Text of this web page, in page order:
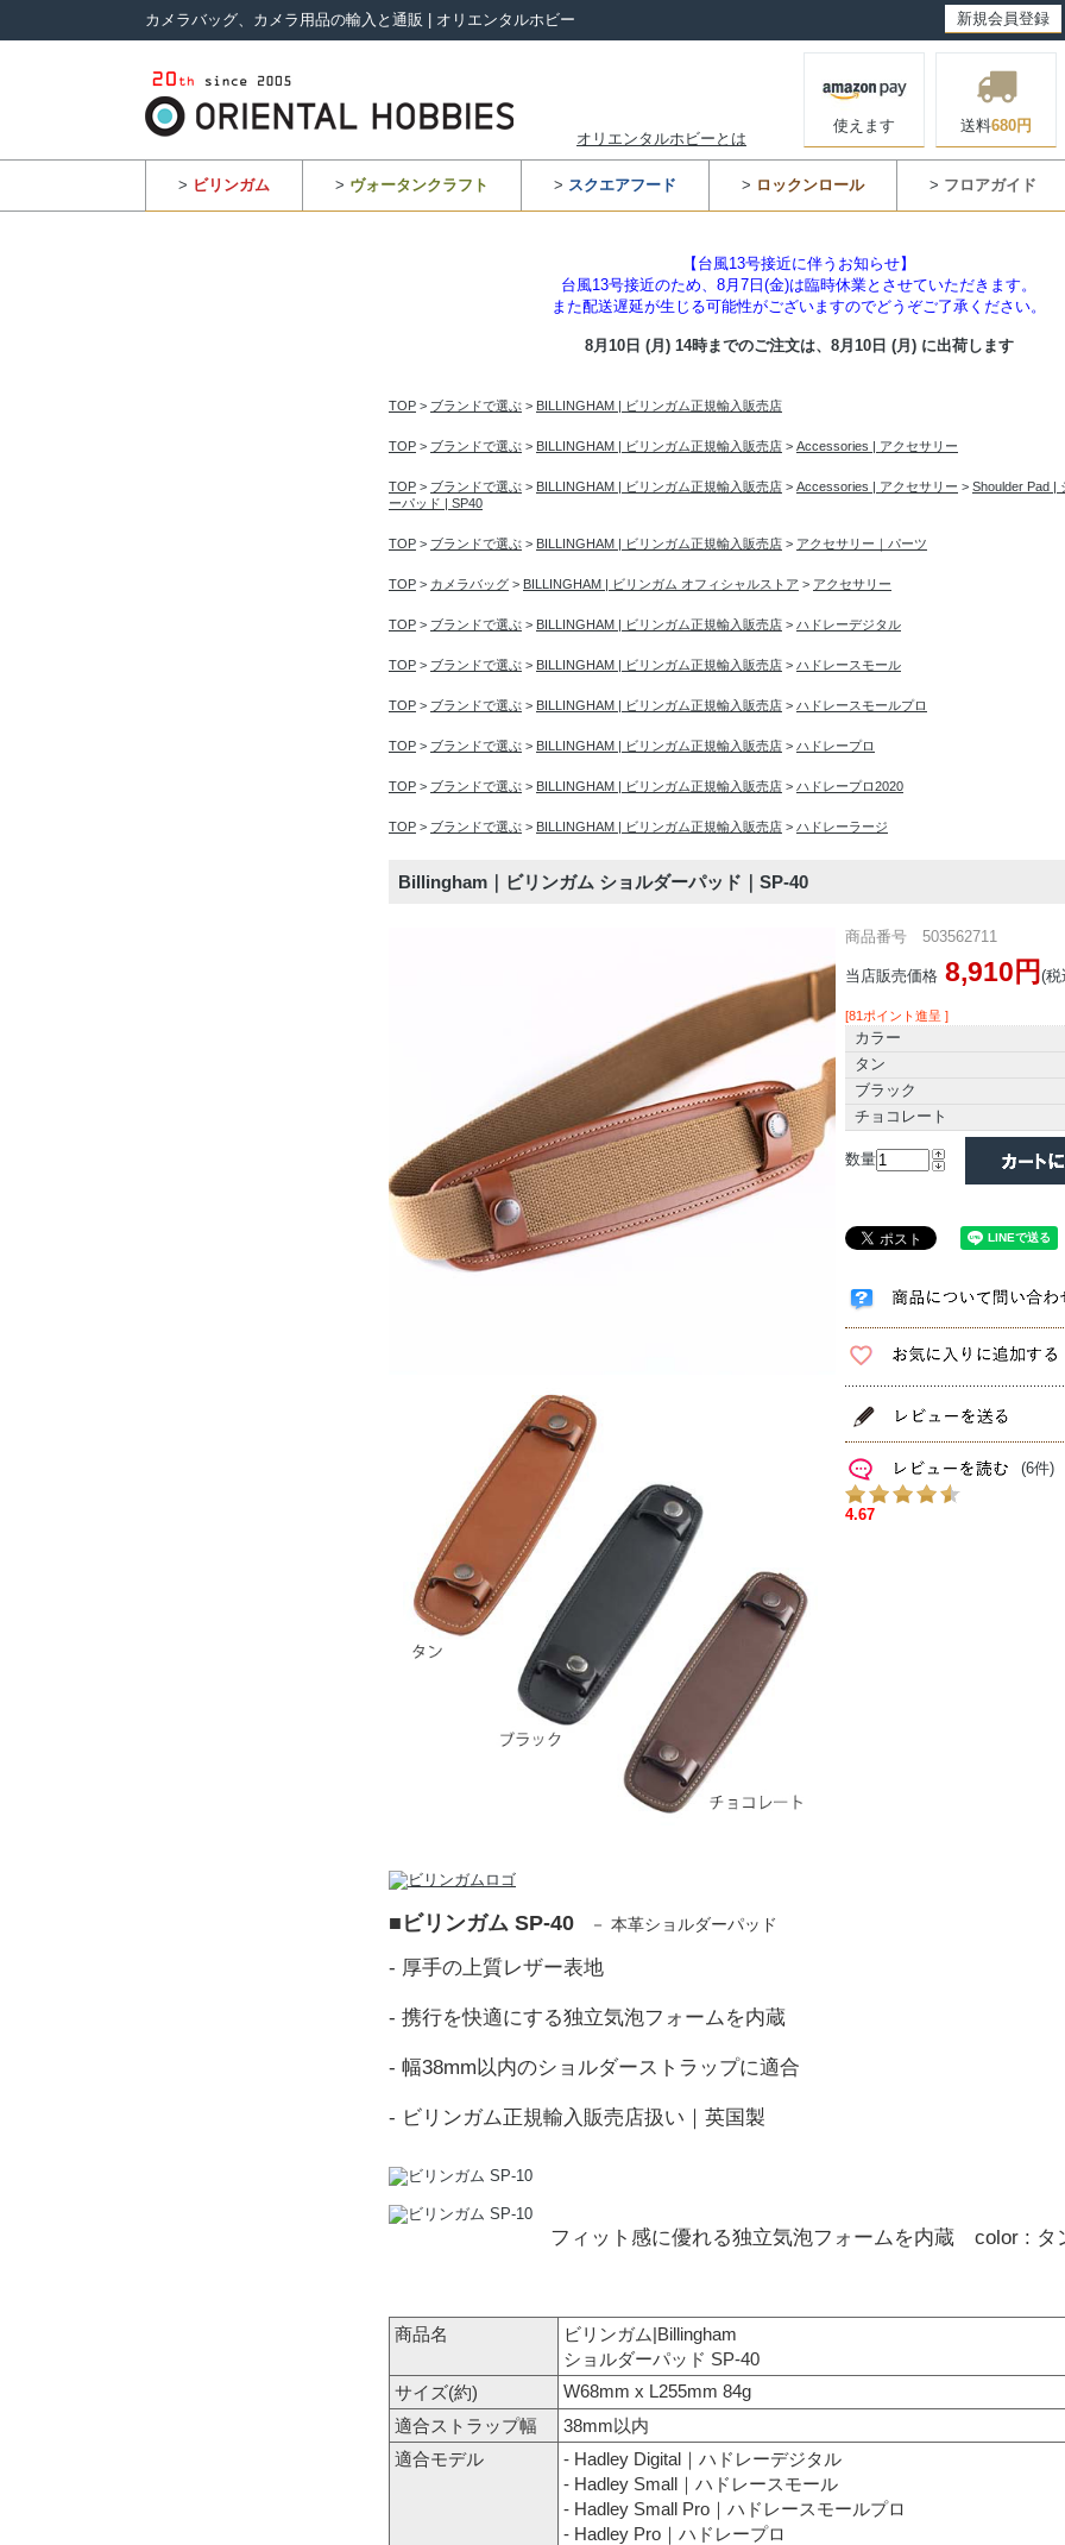
カメラバッグ、カメラ用品の輸入と通販 | オリエンタルホビー 新規会員登録
オリエンタルホビーとは
使えます 送料680円
> ビリンガム > ヴォータンクラフト > スクエアフード > ロックンロール > フロアガイド
【台風13号接近に伴うお知らせ】
台風13号接近のため、8月7日(金)は臨時休業とさせていただきます。
また配送遅延が生じる可能性がございますのでどうぞご了承ください。
8月10日 (月) 14時までのご注文は、 8月10日 (月) に出荷します
TOP > ブランドで選ぶ > BILLINGHAM | ビリンガム正規輸入販売店
TOP > ブランドで選ぶ > BILLINGHAM | ビリンガム正規輸入販売店 > Accessories | アクセサリー
TOP > ブランドで選ぶ > BILLINGHAM | ビリンガム正規輸入販売店 > Accessories | アクセサリー > Shoulder Pad |
ーパッド | SP40
TOP > ブランドで選ぶ > BILLINGHAM | ビリンガム正規輸入販売店 > アクセサリー｜パーツ
TOP > カメラバッグ > BILLINGHAM | ビリンガム オフィシャルストア > アクセサリー
TOP > ブランドで選ぶ > BILLINGHAM | ビリンガム正規輸入販売店 > ハドレーデジタル
TOP > ブランドで選ぶ > BILLINGHAM | ビリンガム正規輸入販売店 > ハドレースモール
TOP > ブランドで選ぶ > BILLINGHAM | ビリンガム正規輸入販売店 > ハドレースモールプロ
TOP > ブランドで選ぶ > BILLINGHAM | ビリンガム正規輸入販売店 > ハドレープロ
TOP > ブランドで選ぶ > BILLINGHAM | ビリンガム正規輸入販売店 > ハドレープロ2020
TOP > ブランドで選ぶ > BILLINGHAM | ビリンガム正規輸入販売店 > ハドレーラージ
Billingham｜ビリンガム ショルダーパッド｜SP-40
商品番号 503562711
当店販売価格 8,910円(税
[81ポイント進呈 ]
カラー
タン
ブラック
チョコレート
数量
(6件)
■ビリンガム SP-40 － 本革ショルダーパッド
- 厚手の上質レザー表地
- 携行を快適にする独立気泡フォームを内蔵
- 幅38mm以内のショルダーストラップに適合
- ビリンガム正規輸入販売店扱い｜英国製
フィット感に優れる独立気泡フォームを内蔵 color : タ
商品名
ビリンガム|Billingham
ショルダーパッド SP-40
サイズ(約)
W68mm x L255mm 84g
適合ストラップ幅
38mm以内
適合モデル
- Hadley Digital｜ハドレーデジタル
- Hadley Small｜ハドレースモール
- Hadley Small Pro｜ハドレースモールプロ
- Hadley Pro｜ハドレープロ